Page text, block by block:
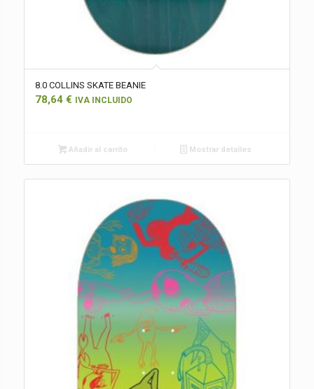
8.0 COLLINS SKATE BEANIE
78,64 € IVA INCLUIDO
Añadir al carrito Mostrar detalles